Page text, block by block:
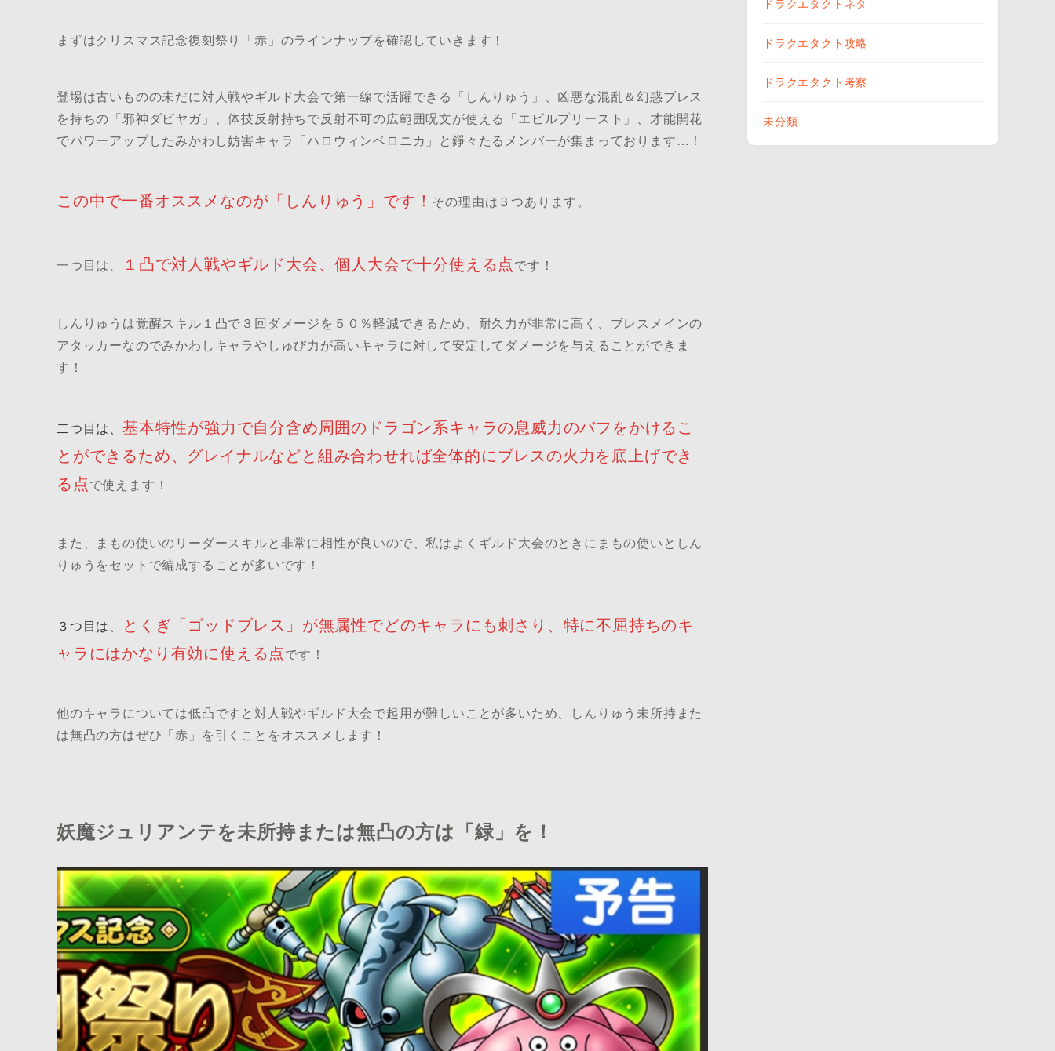
まずはクリスマス記念復刻祭り「赤」のラインナップを確認していきます！
登場は古いものの未だに対人戦やギルド大会で第一線で活躍できる「しんりゅう」、凶悪な混乱＆幻惑ブレス
を持ちの「邪神ダビヤガ」、体技反射持ちで反射不可の広範囲呪文が使える「エビルプリースト」、才能開花
でパワーアップしたみかわし妨害キャラ「ハロウィンベロニカ」と錚々たるメンバーが集まっております…！
この中で一番オススメなのが「しんりゅう」です！ その理由は３つあります。
一つ目は、 １凸で対人戦やギルド大会、個人大会で十分使える点です！
しんりゅうは覚醒スキル１凸で３回ダメージを５０％軽減できるため、耐久力が非常に高く、ブレスメインの
アタッカーなのでみかわしキャラやしゅび力が高いキャラに対して安定してダメージを与えることができま
す！
二つ目は、 基本特性が強力で自分含め周囲のドラゴン系キャラの息威力のバフをかけるこ
とができるため、グレイナルなどと組み合わせれば全体的にブレスの火力を底上げでき
る点で使えます！
また、まもの使いのリーダースキルと非常に相性が良いので、私はよくギルド大会のときにまもの使いとしん
りゅうをセットで編成することが多いです！
３つ目は、
とくぎ「ゴッドブレス」が無属性でどのキャラにも刺さり、特に不屈持ちのキ
ャラにはかなり有効に使える点です！
他のキャラについては低凸ですと対人戦やギルド大会で起用が難しいことが多いため、しんりゅう未所持また
は無凸の方はぜひ「赤」を引くことをオススメします！
妖魔ジュリアンテを未所持または無凸の方は「緑」を！
ドラクエタクトネタ
ドラクエタクト攻略
ドラクエタクト考察
未分類